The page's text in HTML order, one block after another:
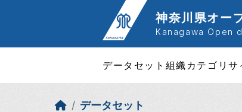
神奈川県オー
Kanagawa Open
データセット 組織 カテゴリサ
データセット